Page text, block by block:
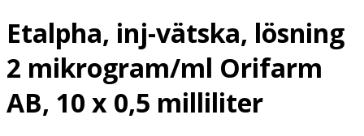
Etalpha, inj-vätska, lösning
2 mikrogram/ml Orifarm
AB, 10 x 0,5 milliliter